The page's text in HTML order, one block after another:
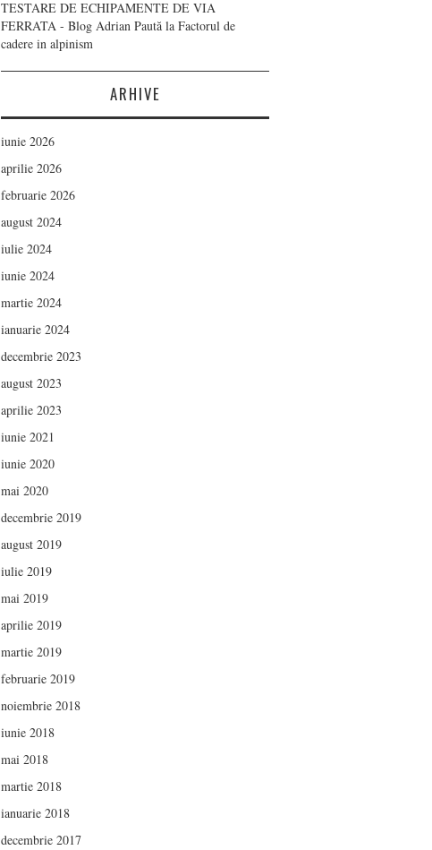
TESTARE DE ECHIPAMENTE DE VIA
FERRATA - Blog Adrian Paută la Factorul de
cadere in alpinism
ARHIVE
iunie 2026
aprilie 2026
februarie 2026
august 2024
iulie 2024
iunie 2024
martie 2024
ianuarie 2024
decembrie 2023
august 2023
aprilie 2023
iunie 2021
iunie 2020
mai 2020
decembrie 2019
august 2019
iulie 2019
mai 2019
aprilie 2019
martie 2019
februarie 2019
noiembrie 2018
iunie 2018
mai 2018
martie 2018
ianuarie 2018
decembrie 2017